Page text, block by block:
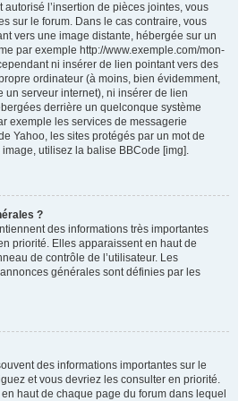
l’insertion de pièces jointes, vous
sur le forum. Dans le cas contraire, vous
vers une image distante, hébergée sur un
par exemple http://www.exemple.com/mon-
ni insérer de lien pointant vers des
ordinateur (à moins, bien évidemment,
un serveur internet), ni insérer de lien
derrière un quelconque système
exemple les services de messagerie
Yahoo, les sites protégés par un mot de
utilisez la balise BBCode [img].
?
des informations très importantes
priorité. Elles apparaissent en haut de
de contrôle de l’utilisateur. Les
générales sont définies par les
des informations importantes sur le
et vous devriez les consulter en priorité.
haut de chaque page du forum dans lequel